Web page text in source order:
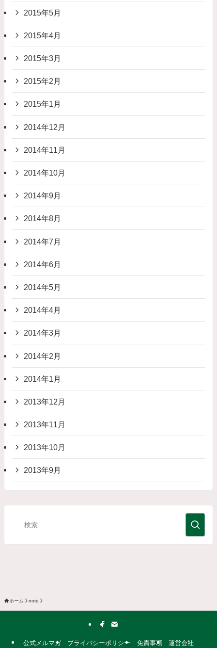
2015年5月
2015年4月
2015年3月
2015年2月
2015年1月
2014年12月
2014年11月
2014年10月
2014年9月
2014年8月
2014年7月
2014年6月
2014年5月
2014年4月
2014年3月
2014年2月
2014年1月
2013年12月
2013年11月
2013年10月
2013年9月
ホーム note
公式メルマガ プライバシーポリシー 免責事項 運営会社